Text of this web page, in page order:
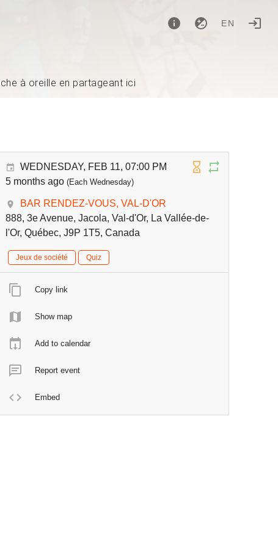
EN
à oreille en partageant ici
WEDNESDAY, FEB 11, 07:00 PM
5 months ago (Each Wednesday)
BAR RENDEZ-VOUS, VAL-D'OR
888, 3e Avenue, Jacola, Val-d'Or, La Vallée-de-
l'Or, Québec, J9P 1T5, Canada
Jeux de société Quiz
Copy link
Show map
Add to calendar
Report event
Embed